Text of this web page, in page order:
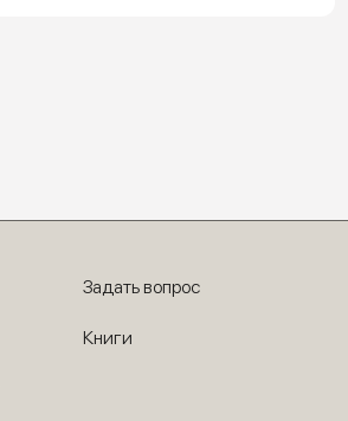
Задать вопрос
Книги